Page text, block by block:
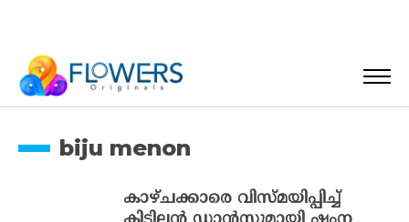
biju menon
കാഴ്ചക്കാരെ വിസ്മയിപ്പിച്ച്